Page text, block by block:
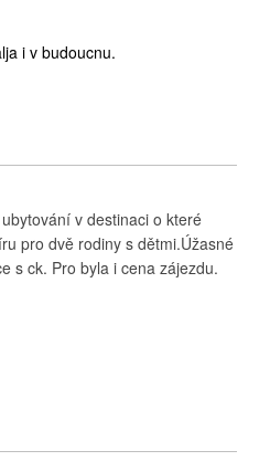
i v budoucnu.
v destinaci o které
pro dvě rodiny s dětmi.Úžasné
s ck. Pro byla i cena zájezdu.